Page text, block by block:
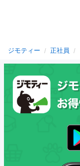
ジモティー 正社員